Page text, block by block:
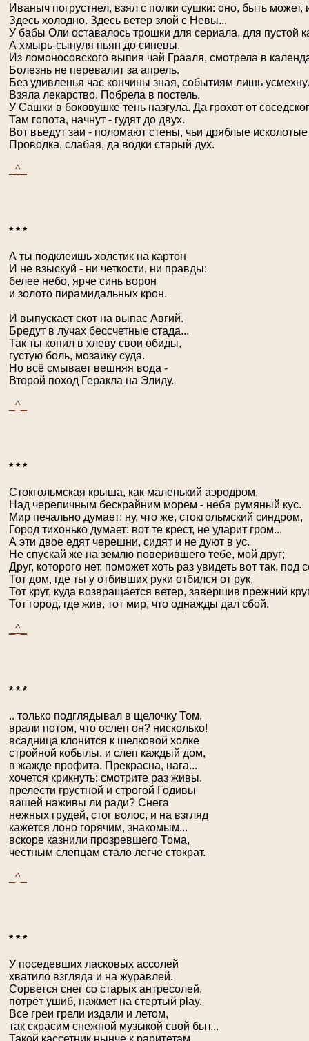
Иваныч погрустнел, взял с полки сушки: оно, быть может,
Здесь холодно. Здесь ветер злой с Невы...
У бабы Оли оставалось трошки для сериала, для пустой
А хмырь-сынуля пьян до синевы.
Из ломоносовского выпив чай Грааля, смотрела в
Болезнь не перевалит за апрель.
Без удивленья час кончины зная, событиям лишь
Взяла лекарство. Побрела в постель.
У Сашки в боковушке тень назгула. Да грохот от
Там гопота, начнут - гудят до двух.
Вот въедут заи - поломают стены, чьи дряблые
Проводка, слабая, да водки старый дух.
_^_
* * *
А ты подклеишь холстик на картон
И не взыскуй - ни четкости, ни правды:
белее небо, ярче синь ворон
и золото пирамидальных крон.
И выпускает скот на выпас Авгий.
Бредут в лучах бессчетные стада...
Так ты копил в хлеву свои обиды,
густую боль, мозаику суда.
Но всё смывает вешняя вода -
Второй поход Геракла на Элиду.
_^_
* * *
Стокгольмская крыша, как маленький аэродром,
Над черепичным бескрайним морем - неба румяный кус.
Мир печально думает: ну, что же, стокгольмский синдром,
Город тихонько думает: вот те крест, не ударит гром...
А эти двое едят черешни, сидят и не дуют в ус.
Не спускай же на землю поверившего тебе, мой друг;
Друг, которого нет, поможет хоть раз увидеть вот так, под
Тот дом, где ты у отбивших руки отбился от рук,
Тот круг, куда возвращается ветер, завершив прежний
Тот город, где жив, тот мир, что однажды дал сбой.
_^_
* * *
.. только подглядывал в щелочку Том,
врали потом, что ослеп он? нисколько!
всадница клонится к шелковой холке
стройной кобылы. и слеп каждый дом,
в жажде профита. Прекрасна, нага...
хочется крикнуть: смотрите раз живы.
прелести грустной и строгой Годивы
вашей наживы ли ради? Снега
нежных грудей, стог волос, и на взгляд
кажется лоно горячим, знакомым...
вскоре казнили прозревшего Тома,
честным слепцам стало легче стократ.
_^_
* * *
У поседевших ласковых ассолей
хватило взгляда и на журавлей.
Сорвется снег со старых антресолей,
потрёт ушиб, нажмет на стертый play.
Все греи грели издали и летом,
так скрасим снежной музыкой свой быт...